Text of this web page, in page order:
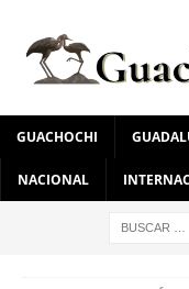
GUACHOCHI
NACIONAL